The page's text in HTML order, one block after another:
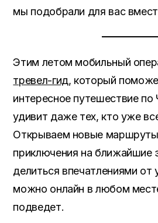
мы подобрали для вас
Этим летом мобильный
тревел-гид, который
интересное путешествие
удивит даже тех, кто уже
Открываем новые маршруты
приключения на
делиться впечатлениями от
можно онлайн в любом
подведет.